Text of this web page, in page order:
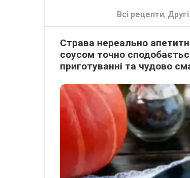
Всі рецепти,
Страва нереально
соусом точно
приготуванні та чудово